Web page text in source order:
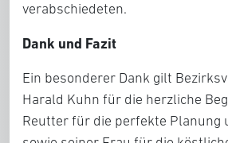
verabschiedeten.
Dank und Fazit
Ein besonderer Dank gilt
Harald Kuhn für die herzliche
Reutter für die perfekte Planung